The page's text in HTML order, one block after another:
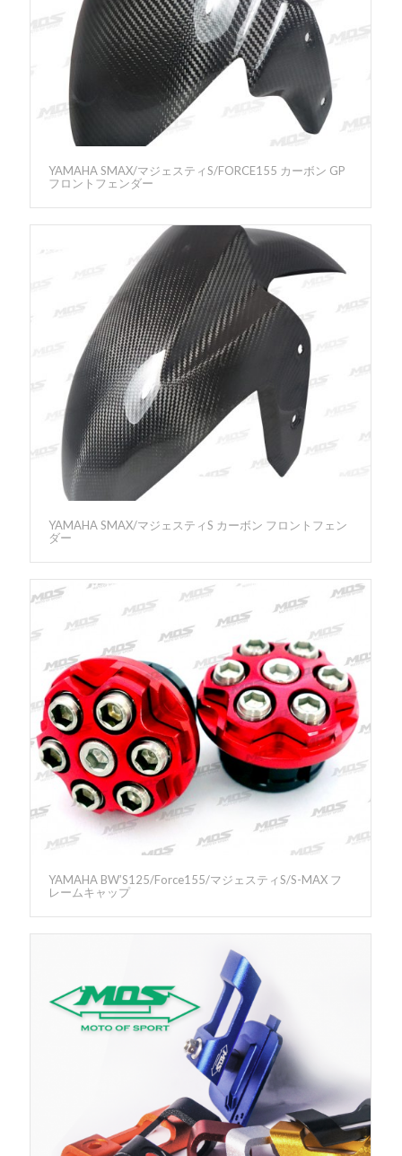
YAMAHA SMAX/マジェスティS/FORCE155 カーボン GP
フロントフェンダー
YAMAHA SMAX/マジェスティS カーボン フロントフェン
ダー
YAMAHA BW’S125/Force155/マジェスティS/S-MAX フ
レームキャップ